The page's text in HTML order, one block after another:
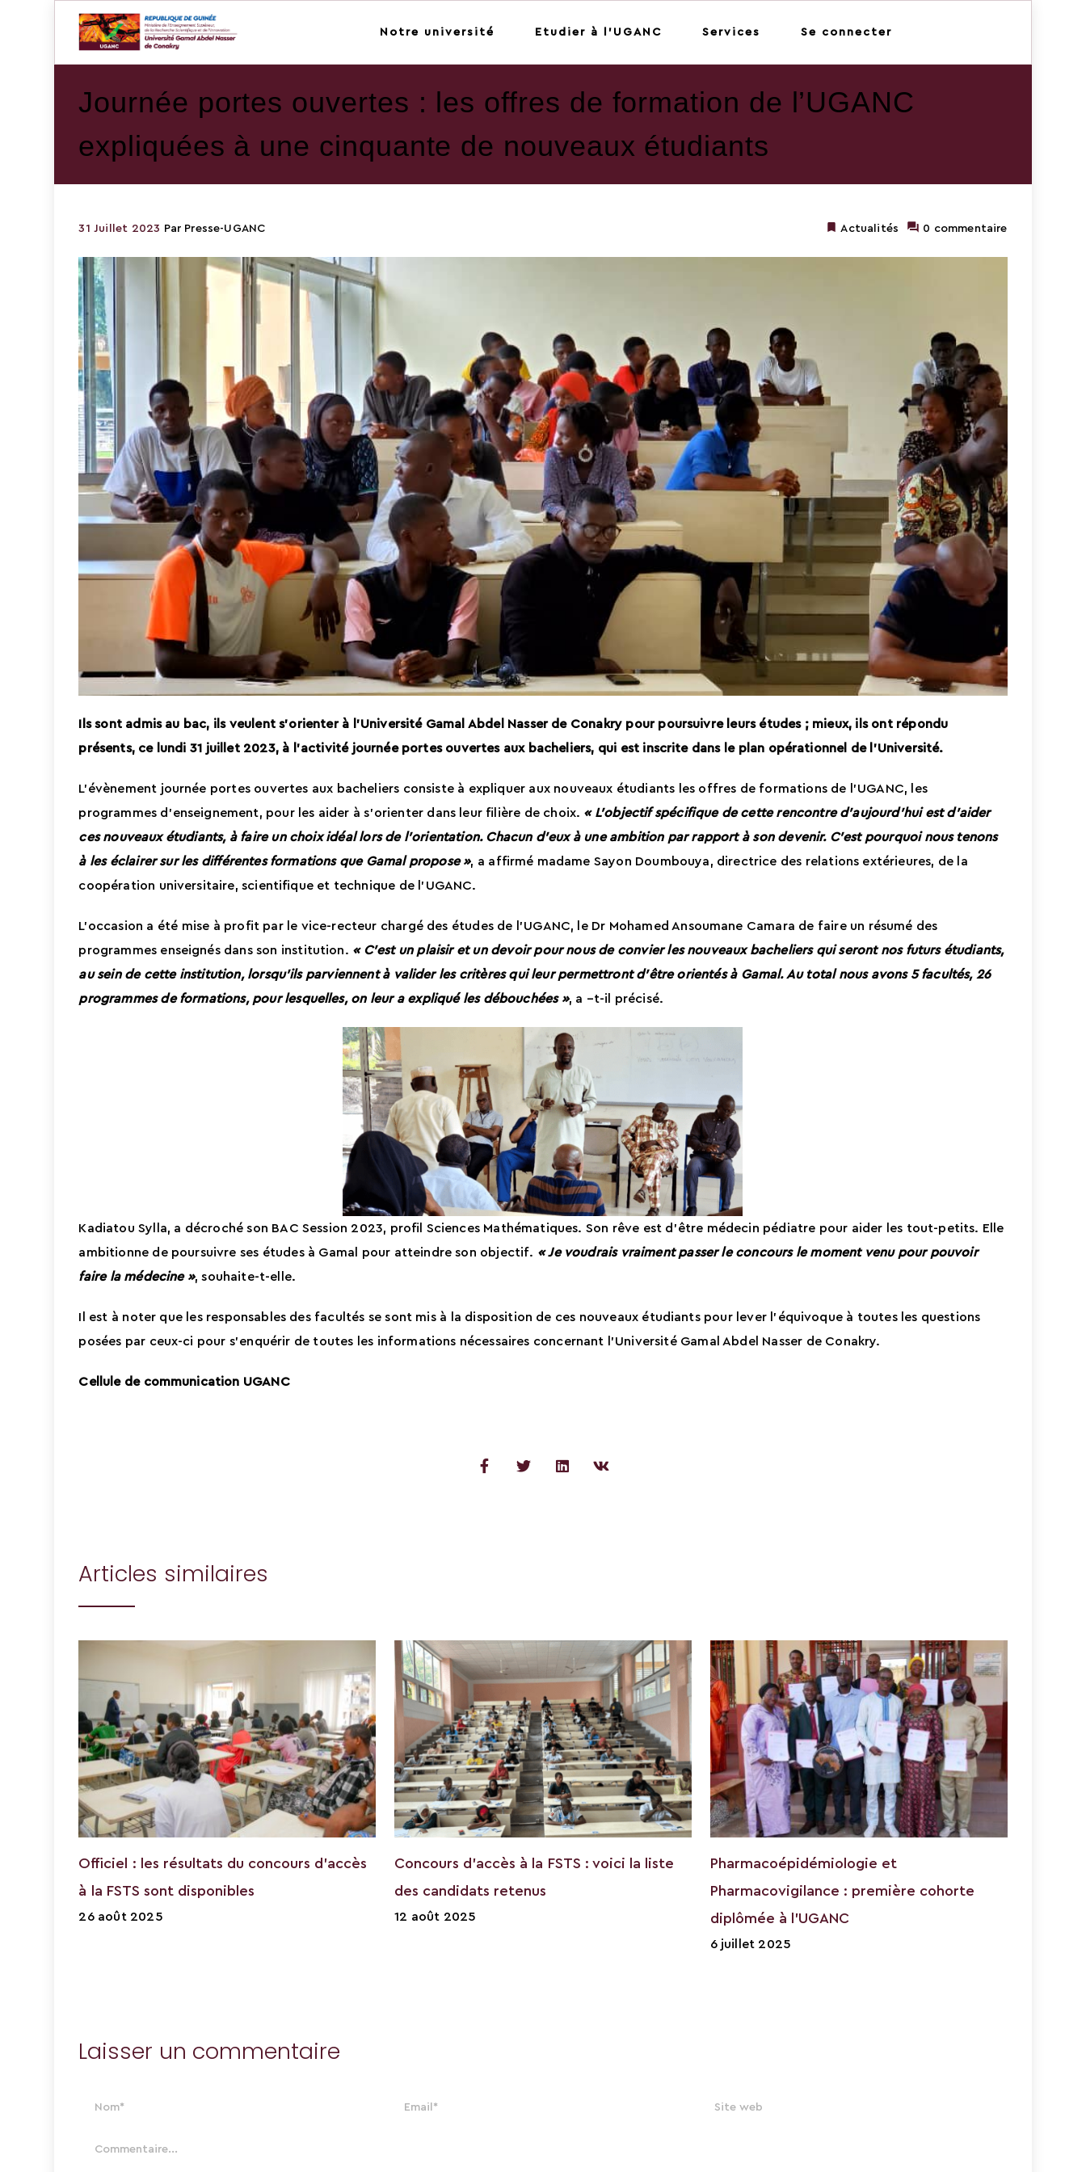
Notre université Etudier à l'UGANC Services Se connecter
Journée portes ouvertes : les offres de formation de l’UGANC
expliquées à une cinquante de nouveaux étudiants
31 Juillet 2023 Par Presse-UGANC Actualités 0 commentaire
Ils sont admis au bac, ils veulent s’orienter à l’Université Gamal Abdel Nasser de Conakry pour poursuivre leurs études ; mieux, ils ont répondu
présents, ce lundi 31 juillet 2023, à l’activité journée portes ouvertes aux bacheliers, qui est inscrite dans le plan opérationnel de l’Université.
L’évènement journée portes ouvertes aux bacheliers consiste à expliquer aux nouveaux étudiants les offres de formations de l’UGANC, les
programmes d’enseignement, pour les aider à s’orienter dans leur filière de choix. « L’objectif spécifique de cette rencontre d’aujourd’hui est d’aider
ces nouveaux étudiants, à faire un choix idéal lors de l’orientation. Chacun d’eux à une ambition par rapport à son devenir. C’est pourquoi nous tenons
à les éclairer sur les différentes formations que Gamal propose », a affirmé madame Sayon Doumbouya, directrice des relations extérieures, de la
coopération universitaire, scientifique et technique de l’UGANC.
L’occasion a été mise à profit par le vice-recteur chargé des études de l’UGANC, le Dr Mohamed Ansoumane Camara de faire un résumé des
programmes enseignés dans son institution. « C’est un plaisir et un devoir pour nous de convier les nouveaux bacheliers qui seront nos futurs étudiants,
au sein de cette institution, lorsqu’ils parviennent à valider les critères qui leur permettront d’être orientés à Gamal. Au total nous avons 5 facultés, 26
programmes de formations, pour lesquelles, on leur a expliqué les débouchées », a –t-il précisé.
Kadiatou Sylla, a décroché son BAC Session 2023, profil Sciences Mathématiques. Son rêve est d’être médecin pédiatre pour aider les tout-petits. Elle
ambitionne de poursuivre ses études à Gamal pour atteindre son objectif. « Je voudrais vraiment passer le concours le moment venu pour pouvoir
faire la médecine », souhaite-t-elle.
Il est à noter que les responsables des facultés se sont mis à la disposition de ces nouveaux étudiants pour lever l’équivoque à toutes les questions
posées par ceux-ci pour s’enquérir de toutes les informations nécessaires concernant l’Université Gamal Abdel Nasser de Conakry.
Cellule de communication UGANC
Articles similaires
Officiel : les résultats du concours d’accès
à la FSTS sont disponibles
26 août 2025
Concours d’accès à la FSTS : voici la liste
des candidats retenus
12 août 2025
Pharmacoépidémiologie et
Pharmacovigilance : première cohorte
diplômée à l’UGANC
6 juillet 2025
Laisser un commentaire